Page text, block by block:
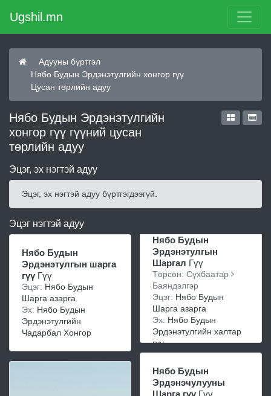
Ugshil.mn
Адууны бүртгэл
Нябо Будын Эрдэнэтулгийн хонгор гүү
Цусан төрлийн адуу
Нябо Будын Эрдэнэтулгийн
хонгор гүү гүүний цусан
төрлийн адуу
Эцэг, эх нэгтэй адуу
Эцэг, эх нэгтэй адуу бүртгэгдээгүй.
Эцэг нэгтэй адуу
Нябо Будын
Эрдэнэтулгын шарга
гүү Гүү
Эцэг: Нябо Будын
Шарга азарга
Эх: Нябо Будын
Эрдэнэтулгийн
Чадарбал Хонгор
Нябо Будын
Эрдэнэтулгын
Шаргал Гүү
Төрсөн: Сүхбаатар
Баяндэлгэр
Эцэг: Нябо Будын
Шарга азарга
Эх: Нябо Будын
Эрдэнэтулгийн халтар
гүү
Нябо Будын
Эрдэнэчулууны
Шарга гүү Гүү